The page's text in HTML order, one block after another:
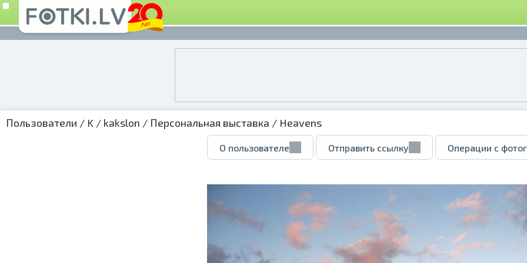
Пользователи / K / kakslon / Персональная выставка / Heavens
О пользователе Отправить ссылку Операции с